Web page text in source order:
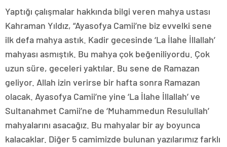
Yaptığı çalışmalar hakkında bilgi veren mahya ustası
Kahraman Yıldız, “Ayasofya Camii’ne biz evvelki sene
ilk defa mahya astık. Kadir gecesinde ‘La İlahe İllallah’
mahyası asmıştık. Bu mahya çok beğeniliyordu. Çok
uzun süre, geceleri yaktılar. Bu sene de Ramazan
geliyor. Allah izin verirse bir hafta sonra Ramazan
olacak. Ayasofya Camii’ne yine ‘La İlahe İllallah’ ve
Sultanahmet Camii’ne de ‘Muhammedun Resulullah’
mahyalarını asacağız. Bu mahyalar bir ay boyunca
kalacaklar. Diğer 5 camimizde bulunan yazılarımız farklı